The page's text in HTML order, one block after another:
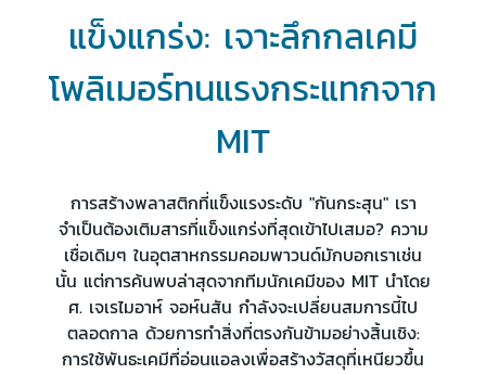
แข็งแกร่ง: เจาะลึกกลเคมี
โพลิเมอร์ทนแรงกระแทกจาก
MIT
การสร้างพลาสติกที่แข็งแรงระดับ "กันกระสุน" เรา
จำเป็นต้องเติมสารที่แข็งแกร่งที่สุดเข้าไปเสมอ? ความ
เชื่อเดิมๆ ในอุตสาหกรรมคอมพาวนด์มักบอกเราเช่น
นั้น แต่การค้นพบล่าสุดจากทีมนักเคมีของ MIT นำโดย
ศ. เจเรไมอาห์ จอห์นสัน กำลังจะเปลี่ยนสมการนี้ไป
ตลอดกาล ด้วยการทำสิ่งที่ตรงกันข้ามอย่างสิ้นเชิง:
การใช้พันธะเคมีที่อ่อนแอลงเพื่อสร้างวัสดุที่เหนียวขึ้น